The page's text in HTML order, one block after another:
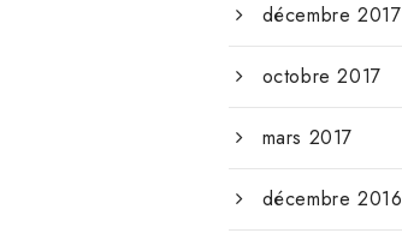
décembre 2017
octobre 2017
mars 2017
décembre 2016